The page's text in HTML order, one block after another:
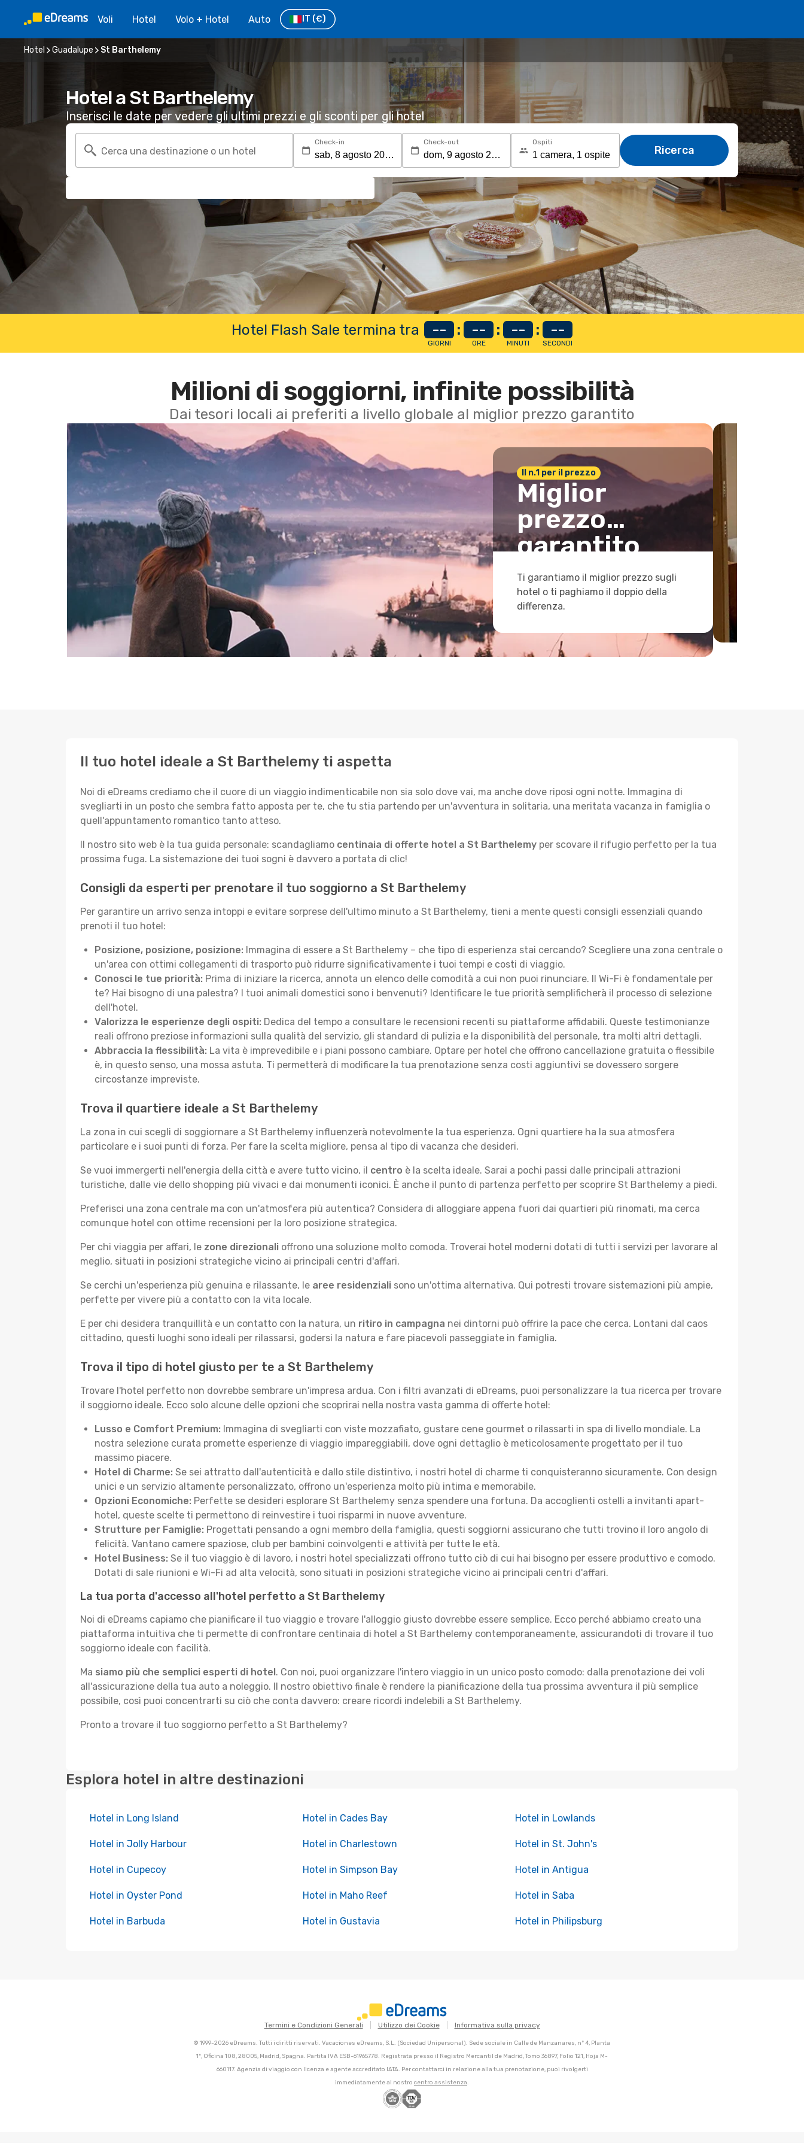
Voli Hotel Volo + Hotel Auto IT (€)
Hotel Guadalupe St Barthelemy
Hotel a St Barthelemy
Inserisci le date per vedere gli ultimi prezzi e gli sconti per gli hotel
Cerca una destinazione o un hotel
Check-in Check-out Ospiti
Ricerca
Hotel Flash Sale termina tra --
GIORNI
: --
ORE
: --
MINUTI
: --
SECONDI
Milioni di soggiorni, infinite possibilità
Dai tesori locali ai preferiti a livello globale al miglior prezzo garantito
Il n.1 per il prezzo
Miglior
prezzo
garantito
Ti garantiamo il miglior prezzo sugli
hotel o ti paghiamo il doppio della
differenza.
Il tuo hotel ideale a St Barthelemy ti aspetta
Noi di eDreams crediamo che il cuore di un viaggio indimenticabile non sia solo dove vai, ma anche dove riposi ogni notte. Immagina di
svegliarti in un posto che sembra fatto apposta per te, che tu stia partendo per un'avventura in solitaria, una meritata vacanza in famiglia o
quell'appuntamento romantico tanto atteso.
Il nostro sito web è la tua guida personale: scandagliamo centinaia di offerte hotel a St Barthelemy per scovare il rifugio perfetto per la tua
prossima fuga. La sistemazione dei tuoi sogni è davvero a portata di clic!
Consigli da esperti per prenotare il tuo soggiorno a St Barthelemy
Per garantire un arrivo senza intoppi e evitare sorprese dell'ultimo minuto a St Barthelemy, tieni a mente questi consigli essenziali quando
prenoti il tuo hotel:
Posizione, posizione, posizione: Immagina di essere a St Barthelemy – che tipo di esperienza stai cercando? Scegliere una zona centrale o
un'area con ottimi collegamenti di trasporto può ridurre significativamente i tuoi tempi e costi di viaggio.
Conosci le tue priorità: Prima di iniziare la ricerca, annota un elenco delle comodità a cui non puoi rinunciare. Il Wi-Fi è fondamentale per
te? Hai bisogno di una palestra? I tuoi animali domestici sono i benvenuti? Identificare le tue priorità semplificherà il processo di selezione
dell'hotel.
Valorizza le esperienze degli ospiti: Dedica del tempo a consultare le recensioni recenti su piattaforme affidabili. Queste testimonianze
reali offrono preziose informazioni sulla qualità del servizio, gli standard di pulizia e la disponibilità del personale, tra molti altri dettagli.
Abbraccia la flessibilità: La vita è imprevedibile e i piani possono cambiare. Optare per hotel che offrono cancellazione gratuita o flessibile
è, in questo senso, una mossa astuta. Ti permetterà di modificare la tua prenotazione senza costi aggiuntivi se dovessero sorgere
circostanze impreviste.
Trova il quartiere ideale a St Barthelemy
La zona in cui scegli di soggiornare a St Barthelemy influenzerà notevolmente la tua esperienza. Ogni quartiere ha la sua atmosfera
particolare e i suoi punti di forza. Per fare la scelta migliore, pensa al tipo di vacanza che desideri.
Se vuoi immergerti nell'energia della città e avere tutto vicino, il centro è la scelta ideale. Sarai a pochi passi dalle principali attrazioni
turistiche, dalle vie dello shopping più vivaci e dai monumenti iconici. È anche il punto di partenza perfetto per scoprire St Barthelemy a piedi.
Preferisci una zona centrale ma con un'atmosfera più autentica? Considera di alloggiare appena fuori dai quartieri più rinomati, ma cerca
comunque hotel con ottime recensioni per la loro posizione strategica.
Per chi viaggia per affari, le zone direzionali offrono una soluzione molto comoda. Troverai hotel moderni dotati di tutti i servizi per lavorare al
meglio, situati in posizioni strategiche vicino ai principali centri d'affari.
Se cerchi un'esperienza più genuina e rilassante, le aree residenziali sono un'ottima alternativa. Qui potresti trovare sistemazioni più ampie,
perfette per vivere più a contatto con la vita locale.
E per chi desidera tranquillità e un contatto con la natura, un ritiro in campagna nei dintorni può offrire la pace che cerca. Lontani dal caos
cittadino, questi luoghi sono ideali per rilassarsi, godersi la natura e fare piacevoli passeggiate in famiglia.
Trova il tipo di hotel giusto per te a St Barthelemy
Trovare l'hotel perfetto non dovrebbe sembrare un'impresa ardua. Con i filtri avanzati di eDreams, puoi personalizzare la tua ricerca per trovare
il soggiorno ideale. Ecco solo alcune delle opzioni che scoprirai nella nostra vasta gamma di offerte hotel:
Lusso e Comfort Premium: Immagina di svegliarti con viste mozzafiato, gustare cene gourmet o rilassarti in spa di livello mondiale. La
nostra selezione curata promette esperienze di viaggio impareggiabili, dove ogni dettaglio è meticolosamente progettato per il tuo
massimo piacere.
Hotel di Charme: Se sei attratto dall'autenticità e dallo stile distintivo, i nostri hotel di charme ti conquisteranno sicuramente. Con design
unici e un servizio altamente personalizzato, offrono un'esperienza molto più intima e memorabile.
Opzioni Economiche: Perfette se desideri esplorare St Barthelemy senza spendere una fortuna. Da accoglienti ostelli a invitanti apart-
hotel, queste scelte ti permettono di reinvestire i tuoi risparmi in nuove avventure.
Strutture per Famiglie: Progettati pensando a ogni membro della famiglia, questi soggiorni assicurano che tutti trovino il loro angolo di
felicità. Vantano camere spaziose, club per bambini coinvolgenti e attività per tutte le età.
Hotel Business: Se il tuo viaggio è di lavoro, i nostri hotel specializzati offrono tutto ciò di cui hai bisogno per essere produttivo e comodo.
Dotati di sale riunioni e Wi-Fi ad alta velocità, sono situati in posizioni strategiche vicino ai principali centri d'affari.
La tua porta d'accesso all'hotel perfetto a St Barthelemy
Noi di eDreams capiamo che pianificare il tuo viaggio e trovare l'alloggio giusto dovrebbe essere semplice. Ecco perché abbiamo creato una
piattaforma intuitiva che ti permette di confrontare centinaia di hotel a St Barthelemy contemporaneamente, assicurandoti di trovare il tuo
soggiorno ideale con facilità.
Ma siamo più che semplici esperti di hotel. Con noi, puoi organizzare l'intero viaggio in un unico posto comodo: dalla prenotazione dei voli
all'assicurazione della tua auto a noleggio. Il nostro obiettivo finale è rendere la pianificazione della tua prossima avventura il più semplice
possibile, così puoi concentrarti su ciò che conta davvero: creare ricordi indelebili a St Barthelemy.
Pronto a trovare il tuo soggiorno perfetto a St Barthelemy?
Esplora hotel in altre destinazioni
Hotel in Long Island Hotel in Cades Bay Hotel in Lowlands
Hotel in Jolly Harbour Hotel in Charlestown Hotel in St. John's
Hotel in Cupecoy Hotel in Simpson Bay Hotel in Antigua
Hotel in Oyster Pond Hotel in Maho Reef Hotel in Saba
Hotel in Barbuda Hotel in Gustavia Hotel in Philipsburg
Termini e Condizioni Generali Utilizzo dei Cookie Informativa sulla privacy
© 1999-2026 eDreams. Tutti i diritti riservati. Vacaciones eDreams, S.L. (Sociedad Unipersonal). Sede sociale in Calle de Manzanares, nº 4, Planta
1º, Oficina 108, 28005, Madrid, Spagna. Partita IVA ESB-61965778. Registrata presso il Registro Mercantil de Madrid, Tomo 36897, Folio 121, Hoja M-
660117. Agenzia di viaggio con licenza e agente accreditato IATA. Per contattarci in relazione alla tua prenotazione, puoi rivolgerti
immediatamente al nostro centro assistenza.